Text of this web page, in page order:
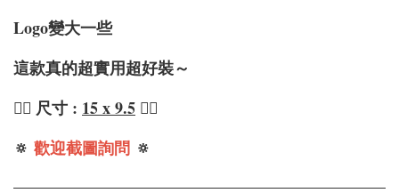
Logo變大一些
這款真的超實用超好裝～
❤️‍🔥 尺寸 : 15 x 9.5 ❤️‍🔥
🔅 歡迎截圖詢問 🔅